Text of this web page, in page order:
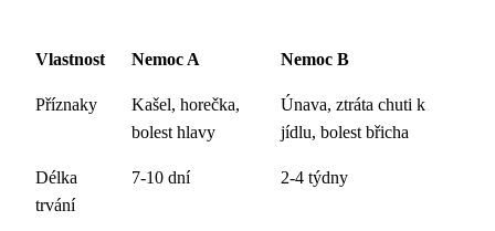
Vlastnost Nemoc A Nemoc B
Příznaky
Kašel, horečka,
bolest hlavy
Únava, ztráta chuti k
jídlu, bolest břicha
Délka
trvání
7-10 dní 2-4 týdny